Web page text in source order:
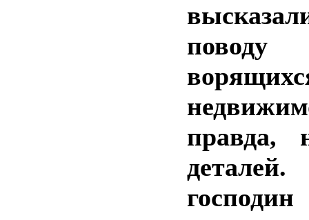
поводу
правда,